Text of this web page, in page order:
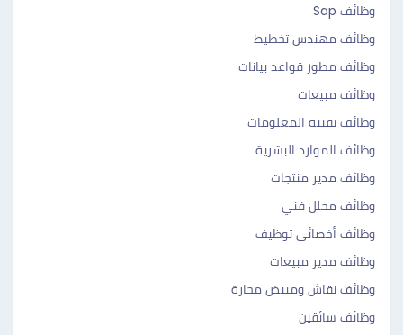
وظائف Sap
وظائف مهندس تخطيط
وظائف مطور قواعد بيانات
وظائف مبيعات
وظائف تقنية المعلومات
وظائف الموارد البشرية
وظائف مدير منتجات
وظائف محلل فني
وظائف أخصائي توظيف
وظائف مدير مبيعات
وظائف نقاش ومبيض محارة
وظائف سائقين